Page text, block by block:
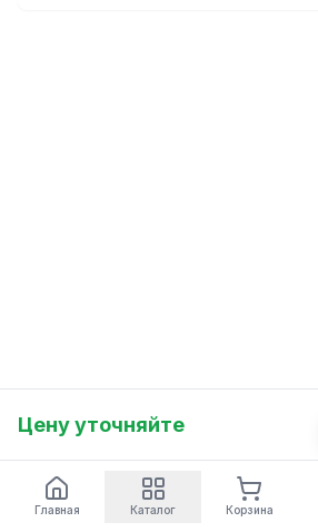
Цену уточняйте
Главная Каталог Корзина